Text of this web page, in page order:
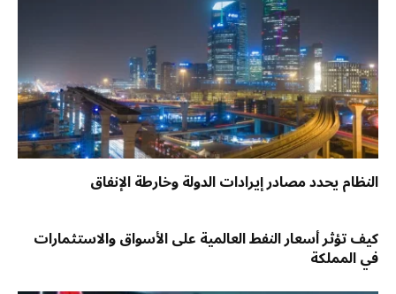
النظام يحدد مصادر إيرادات الدولة وخارطة الإنفاق
كيف تؤثر أسعار النفط العالمية على الأسواق والاستثمارات
في المملكة